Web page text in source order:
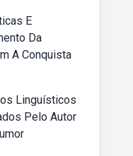
E
Da
A Conquista
Linguísticos
Pelo Autor